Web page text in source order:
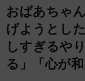
おばあちゃ
げようとし
しすぎるや
る」「心が和